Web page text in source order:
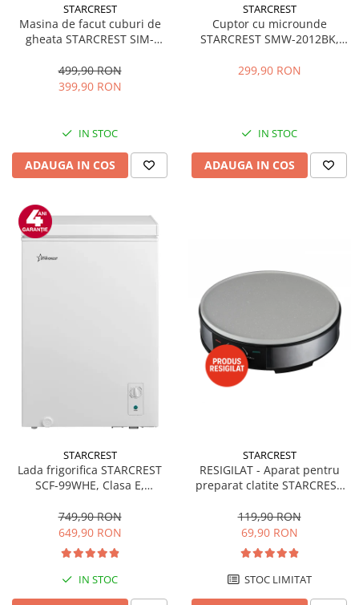
STARCREST
Masina de facut cuburi de
gheata STARCREST SIM-
12Kg/24h, Cos gheata
detasabil, Rezervor apa 0.8 l,
499,90 RON
399,90 RON
IN STOC
ADAUGA IN COS
STARCREST
Cuptor cu microunde
STARCREST SMW-2012BK,
mecanic, 6 Trepte de putere,
299,90 RON
IN STOC
ADAUGA IN COS
STARCREST
Lada frigorifica STARCREST
SCF-99WHE, Clasa E,
convertibil - functie frigider,
Termostat reglabil, Alb
749,90 RON
649,90 RON
IN STOC
STARCREST
RESIGILAT - Aparat pentru
preparat clatite STARCREST
invelis ceramic antiaderent,
30 cm, Inox / Negru
119,90 RON
69,90 RON
STOC LIMITAT